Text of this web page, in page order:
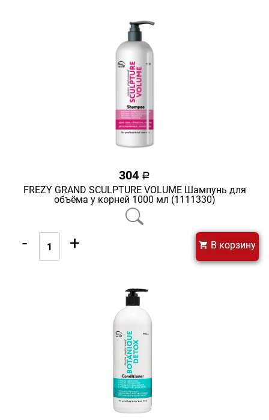
304 a
FREZY GRAND SCULPTURE VOLUME Шампунь для
объёма у корней 1000 мл (1111330)
- + В корзину